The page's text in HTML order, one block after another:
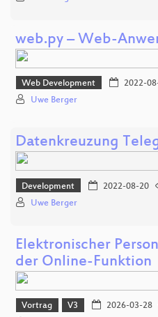
web.py – Web-
Web Development 2022-
Uwe Berger
Datenkreuzung
Development 2022-08-20
Uwe Berger
Elektronischer
der Online‑Funktion
Vortrag V3 2026-03-28